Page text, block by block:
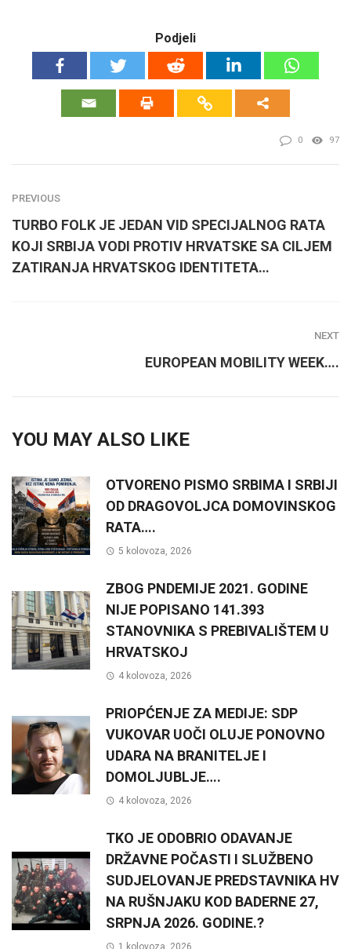
Podjeli
0 97
PREVIOUS
TURBO FOLK JE JEDAN VID SPECIJALNOG RATA
KOJI SRBIJA VODI PROTIV HRVATSKE SA CILJEM
ZATIRANJA HRVATSKOG IDENTITETA…
NEXT
EUROPEAN MOBILITY WEEK….
YOU MAY ALSO LIKE
OTVORENO PISMO SRBIMA I SRBIJI
OD DRAGOVOLJCA DOMOVINSKOG
RATA….
5 kolovoza, 2026
ZBOG PNDEMIJE 2021. GODINE
NIJE POPISANO 141.393
STANOVNIKA S PREBIVALIŠTEM U
HRVATSKOJ
4 kolovoza, 2026
PRIOPĆENJE ZA MEDIJE: SDP
VUKOVAR UOČI OLUJE PONOVNO
UDARA NA BRANITELJE I
DOMOLJUBLJE….
4 kolovoza, 2026
TKO JE ODOBRIO ODAVANJE
DRŽAVNE POČASTI I SLUŽBENO
SUDJELOVANJE PREDSTAVNIKA HV
NA RUŠNJAKU KOD BADERNE 27,
SRPNJA 2026. GODINE.?